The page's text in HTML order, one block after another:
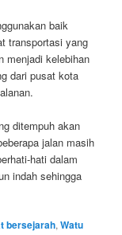
baik
transportasi yang
menjadi kelebihan
dari pusat kota
ditempuh akan
jalan masih
hati dalam
indah sehingga
bersejarah,Watu